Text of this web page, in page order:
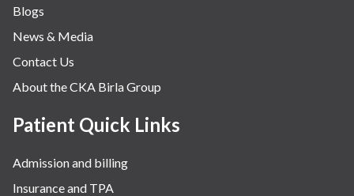
Blogs
News & Media
Contact Us
About the CKA Birla Group
Patient Quick Links
Admission and billing
Insurance and TPA